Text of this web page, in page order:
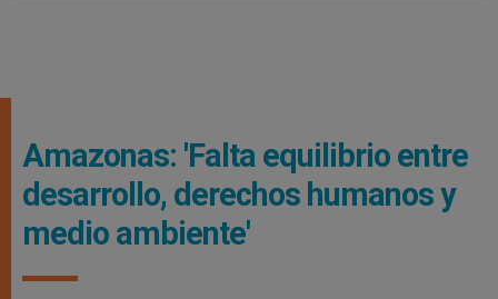
Amazonas: 'Falta equilibrio entre
desarrollo, derechos humanos y
medio ambiente'